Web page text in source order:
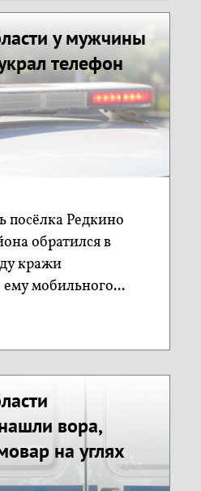
у мужчины
телефон
посёлка Редкино
обратился в
кражи
мобильного...
вора,
на углях